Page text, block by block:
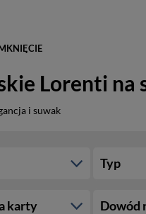
Lorenti na
i suwak
Typ
karty Dowód